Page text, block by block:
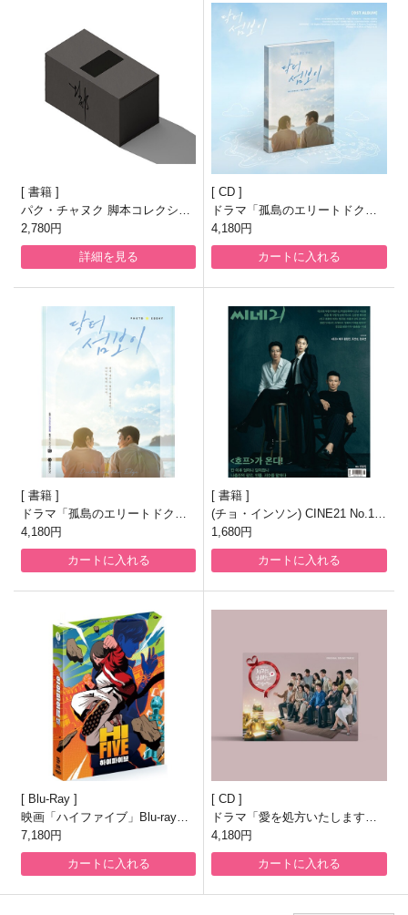
書籍
パク・チャヌク 脚本コレクショ
ン [全9巻]
2,780円
詳細を見る
CD
ドラマ「孤島のエリートドクタ
ー」OST
4,180円
カートに入れる
書籍
ドラマ「孤島のエリートドクタ
ー」フォトエッセイ
4,180円
カートに入れる
書籍
(チョ・インソン) CINE21 No.15
65
1,680円
カートに入れる
Blu-Ray
映画「ハイファイブ」Blu-ray
[韓国盤/フルスリップ限定盤]
7,180円
カートに入れる
CD
ドラマ「愛を処方いたします」O
ST
4,180円
カートに入れる